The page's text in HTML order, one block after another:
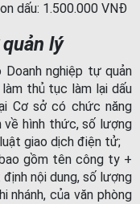
dấu: 1.500.000 VNĐ
lý
nghiệp tự quản
thủ tục làm lại dấu
Cơ sở có chức năng
về hình thức, số lượng
giao dịch điện tử;
gồm tên công ty +
nội dung, số lượng
nhánh, của văn phòng